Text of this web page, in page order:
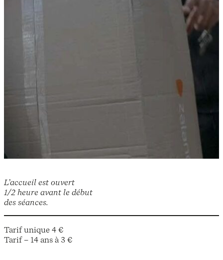
L’accueil est ouvert
1/2 heure avant le début
des séances.
Tarif unique 4 €
Tarif – 14 ans à 3 €